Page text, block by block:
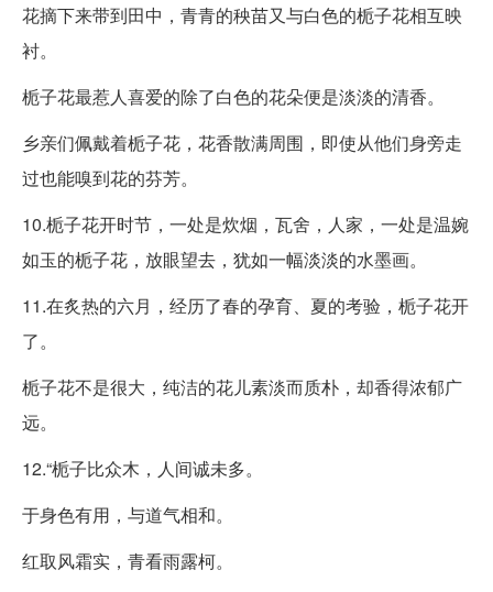
花摘下来带到田中，青青的秧苗又与白色的栀子花相互映
衬。
栀子花最惹人喜爱的除了白色的花朵便是淡淡的清香。
乡亲们佩戴着栀子花，花香散满周围，即使从他们身旁走
过也能嗅到花的芬芳。
10.栀子花开时节，一处是炊烟，瓦舍，人家，一处是温婉
如玉的栀子花，放眼望去，犹如一幅淡淡的水墨画。
11.在炙热的六月，经历了春的孕育、夏的考验，栀子花开
了。
栀子花不是很大，纯洁的花儿素淡而质朴，却香得浓郁广
远。
12.“栀子比众木，人间诚未多。
于身色有用，与道气相和。
红取风霜实，青看雨露柯。